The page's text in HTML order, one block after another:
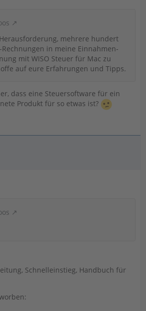
mehrere hundert
Rechnungen in meine Einnahmen-
mit WISO Steuer für Mac zu
auf eure Erfahrungen und Tipps.
dass eine Steuersoftware für ein
Produkt für so etwas ist?
Schnelleinstieg, Handbuch für